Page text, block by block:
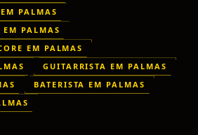
PALMAS
PALMAS
EM PALMAS
GUITARRISTA EM PALMAS
BATERISTA EM PALMAS